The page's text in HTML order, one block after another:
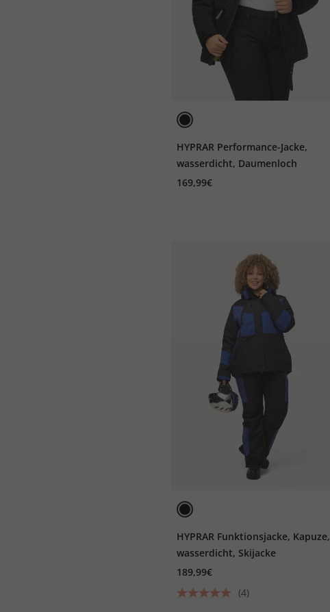
HYPRAR Performance-Jacke,
wasserdicht, Daumenloch
169,99€
HYPRAR Funktionsjacke, Kapuze,
wasserdicht, Skijacke
189,99€
(4)